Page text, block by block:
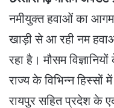
नमीयुक्त हवाओं का
खाड़ी से आ रही नम
रहा है। मौसम
राज्य के विभिन्न
रायपुर सहित प्रदेश के